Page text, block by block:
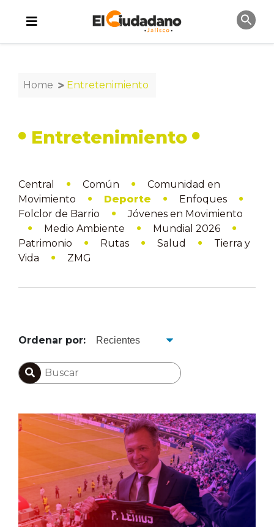
Home Entretenimiento
Entretenimiento
Central Común
Comunidad en
Movimiento
Deporte
Enfoques
Folclor de Barrio
Jóvenes en Movimiento
Medio Ambiente
Mundial 2026
Patrimonio
Rutas Salud
Tierra y
Vida
ZMG
Ordenar por: